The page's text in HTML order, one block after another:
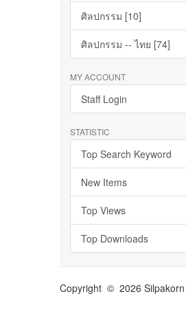
ศิลปกรรม [10]
ศิลปกรรม -- ไทย [74]
MY ACCOUNT
Staff Login
STATISTIC
Top Search Keyword
New Items
Top Views
Top Downloads
Copyright © 2026 Silpakorn